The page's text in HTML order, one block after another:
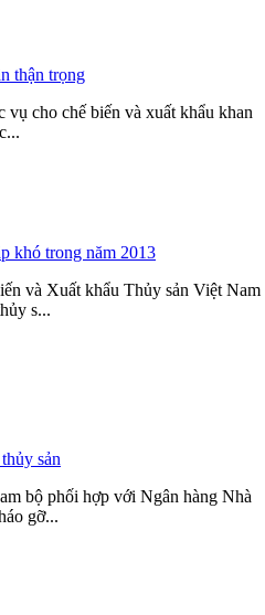
thận trọng
cho chế biến và xuất khẩu khan
khó trong năm 2013
và Xuất khẩu Thủy sản Việt Nam
s...
sản
bộ phối hợp với Ngân hàng Nhà
gỡ...